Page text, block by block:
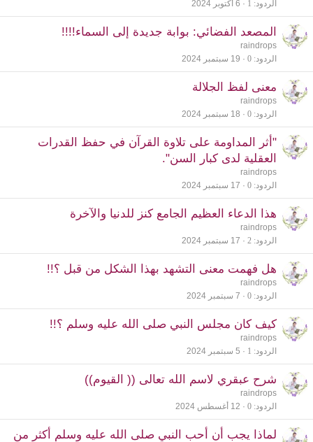
الردود 1 6 أكتوبر 2024
المصعد الفضائي: بوابة جديدة إلى السماء!!!!
raindrops
الردود 0 19 سبتمبر 2024
معنى لفظ الجلالة
raindrops
الردود 0 18 سبتمبر 2024
"أثر المداومة على تلاوة القرآن في حفظ القدرات
العقلية لدى كبار السن".
raindrops
الردود 0 17 سبتمبر 2024
هذا الدعاء العظيم الجامع كنز للدنيا والآخرة
raindrops
الردود 2 17 سبتمبر 2024
هل فهمت معنى التشهد بهذا الشكل من قبل ؟!!
raindrops
الردود 0 7 سبتمبر 2024
كيف كان مجلس النبي صلى الله عليه وسلم ؟!!
raindrops
الردود 1 5 سبتمبر 2024
شرح عبقري لاسم الله تعالى (( القيوم))
raindrops
الردود 0 12 أغسطس 2024
لماذا يجب أن أحب النبي صلى الله عليه وسلم أكثر من